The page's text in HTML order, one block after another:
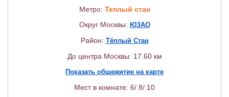
Метро: Теплый стан
Округ Москвы: ЮЗАО
Район: Тёплый Стан
До центра Москвы: 17.60 км
Показать общежитие на карте
Мест в комнате: 6/ 8/ 10